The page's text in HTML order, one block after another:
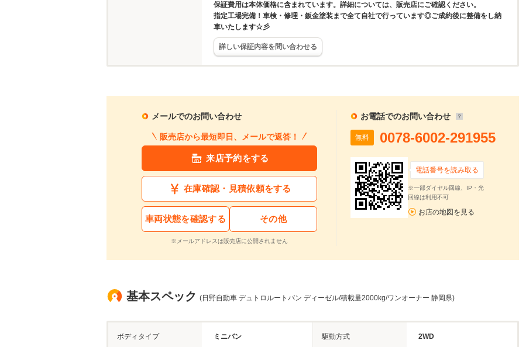
保証費用は本体価格に含まれています。詳細については、販売店にご確認ください。
指定工場完備！車検・修理・鈑金塗装まで全て自社で行っています◎ご成約後に整備をし納
車いたします☆彡
詳しい保証内容を問い合わせる
メールでのお問い合わせ
販売店から最短即日、メールで返答！
来店予約をする
在庫確認・見積依頼をする
車両状態を確認する その他
※メールアドレスは販売店に公開されません
お電話でのお問い合わせ
無料 0078-6002-291955
電話番号を読み取る
※一部ダイヤル回線、IP・光
回線は利用不可
お店の地図を見る
基本スペック (日野自動車 デュトロルートバン ディーゼル/積載量2000kg/ワンオーナー 静岡県)
ボディタイプ ミニバン 駆動方式 2WD